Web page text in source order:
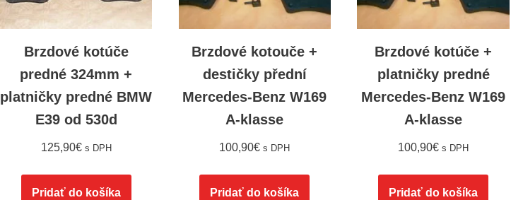
Brzdové kotúče
predné 324mm +
platničky predné BMW
E39 od 530d
125,90€ s DPH
Pridať do košíka
Brzdové kotouče +
destičky přední
Mercedes-Benz W169
A-klasse
100,90€ s DPH
Pridať do košíka
Brzdové kotúče +
platničky predné
Mercedes-Benz W169
A-klasse
100,90€ s DPH
Pridať do košíka